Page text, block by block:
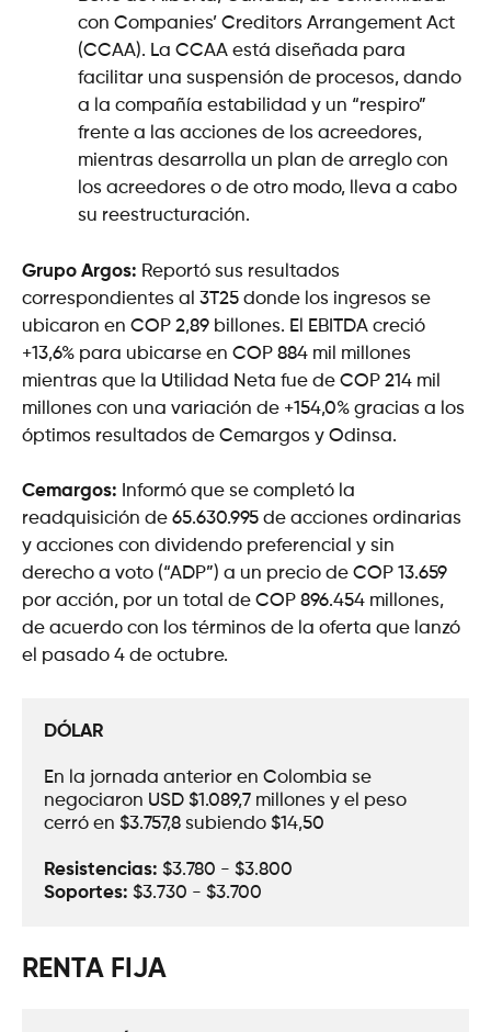
con Companies’ Creditors Arrangement Act
(CCAA). La CCAA está diseñada para
facilitar una suspensión de procesos, dando
a la compañía estabilidad y un “respiro”
frente a las acciones de los acreedores,
mientras desarrolla un plan de arreglo con
los acreedores o de otro modo, lleva a cabo
su reestructuración.
Grupo Argos: Reportó sus resultados
correspondientes al 3T25 donde los ingresos se
ubicaron en COP 2,89 billones. El EBITDA creció
+13,6% para ubicarse en COP 884 mil millones
mientras que la Utilidad Neta fue de COP 214 mil
millones con una variación de +154,0% gracias a los
óptimos resultados de Cemargos y Odinsa.
Cemargos: Informó que se completó la
readquisición de 65.630.995 de acciones ordinarias
y acciones con dividendo preferencial y sin
derecho a voto (“ADP”) a un precio de COP 13.659
por acción, por un total de COP 896.454 millones,
de acuerdo con los términos de la oferta que lanzó
el pasado 4 de octubre.
DÓLAR
En la jornada anterior en Colombia se
negociaron USD $1.089,7 millones y el peso
cerró en $3.757,8 subiendo $14,50
Resistencias: $3.780 - $3.800
Soportes: $3.730 - $3.700
RENTA FIJA